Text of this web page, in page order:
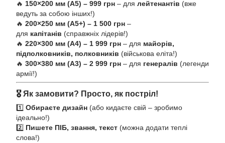
🔥 150×200 мм (А5) – 999 грн – для лейтенантів (вже
ведуть за собою інших!)
🔥 200×250 мм (А5+) – 1 500 грн –
для капітанів (справжніх лідерів!)
🔥 220×300 мм (А4) – 1 999 грн – для майорів,
підполковників, полковників (військова еліта!)
🔥 300×380 мм (А3) – 2 999 грн – для генералів (легенди
армії!)
🎖️ Як замовити? Просто, як постріл!
1️⃣ Обираєте дизайн (або кидаєте свій – зробимо
ідеально!)
2️⃣ Пишете ПІБ, звання, текст (можна додати теплі
слова!)